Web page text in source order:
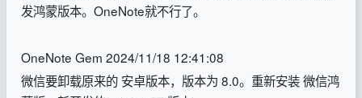
发鸿蒙版本。OneNote就不行了。
OneNote Gem 2024/11/18 12:41:08
微信要卸载原来的 安卓版本，版本为 8.0。重新安装 微信鸿